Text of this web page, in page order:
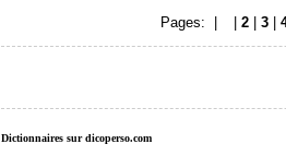
Pages: | 2 3
Dictionnaires sur dicoperso.com